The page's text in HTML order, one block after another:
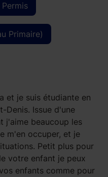
Permis
Primaire)
et je suis étudiante en
Denis. Issue d'une
j'aime beaucoup les
m'en occuper, et je
Petit plus pour
votre enfant je peux
enfants comme pour